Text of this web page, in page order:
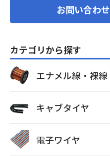
お問い合わせ
カテゴリから探す
エナメル線・裸線
キャブタイヤ
電子ワイヤ